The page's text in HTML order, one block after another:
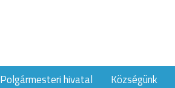
Polgármesteri hivatal Községünk